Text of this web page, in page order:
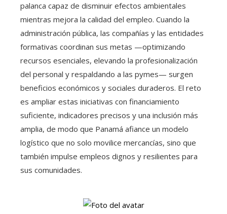
palanca capaz de disminuir efectos ambientales
mientras mejora la calidad del empleo. Cuando la
administración pública, las compañías y las entidades
formativas coordinan sus metas —optimizando
recursos esenciales, elevando la profesionalización
del personal y respaldando a las pymes— surgen
beneficios económicos y sociales duraderos. El reto
es ampliar estas iniciativas con financiamiento
suficiente, indicadores precisos y una inclusión más
amplia, de modo que Panamá afiance un modelo
logístico que no solo movilice mercancías, sino que
también impulse empleos dignos y resilientes para
sus comunidades.